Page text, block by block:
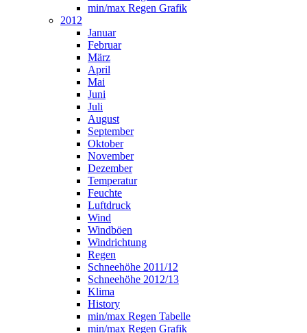
min/max Regen Grafik
2012
Januar
Februar
März
April
Mai
Juni
Juli
August
September
Oktober
November
Dezember
Temperatur
Feuchte
Luftdruck
Wind
Windböen
Windrichtung
Regen
Schneehöhe 2011/12
Schneehöhe 2012/13
Klima
History
min/max Regen Tabelle
min/max Regen Grafik